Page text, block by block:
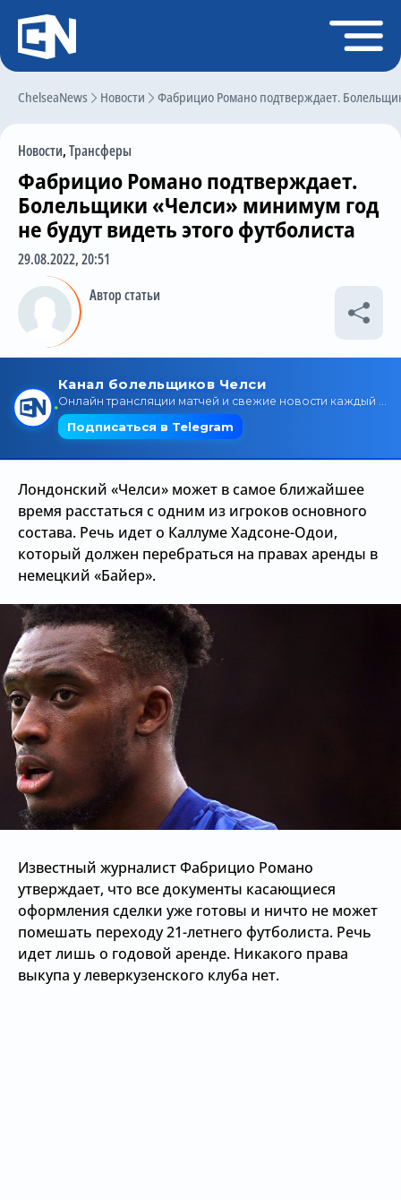
ChelseaNews Новости Фабрицио Романо подтверждает.
Новости,Трансферы
Фабрицио Романо подтверждает.
Болельщики «Челси» минимум год
не будут видеть этого футболиста
29.08.2022, 20:51
Автор статьи
Лондонский «Челси» может в самое ближайшее
время расстаться с одним из игроков основного
состава. Речь идет о Каллуме Хадсоне-Одои,
который должен перебраться на правах аренды в
немецкий «Байер».
Известный журналист Фабрицио Романо
утверждает, что все документы касающиеся
оформления сделки уже готовы и ничто не может
помешать переходу 21-летнего футболиста. Речь
идет лишь о годовой аренде. Никакого права
выкупа у леверкузенского клуба нет.
Регистрация
Главная
Чат
Трансферы
Слухи
История Челси
Статистика
Календарь игр
Поиск по сайту
Трансляции
О сайте
Контакты